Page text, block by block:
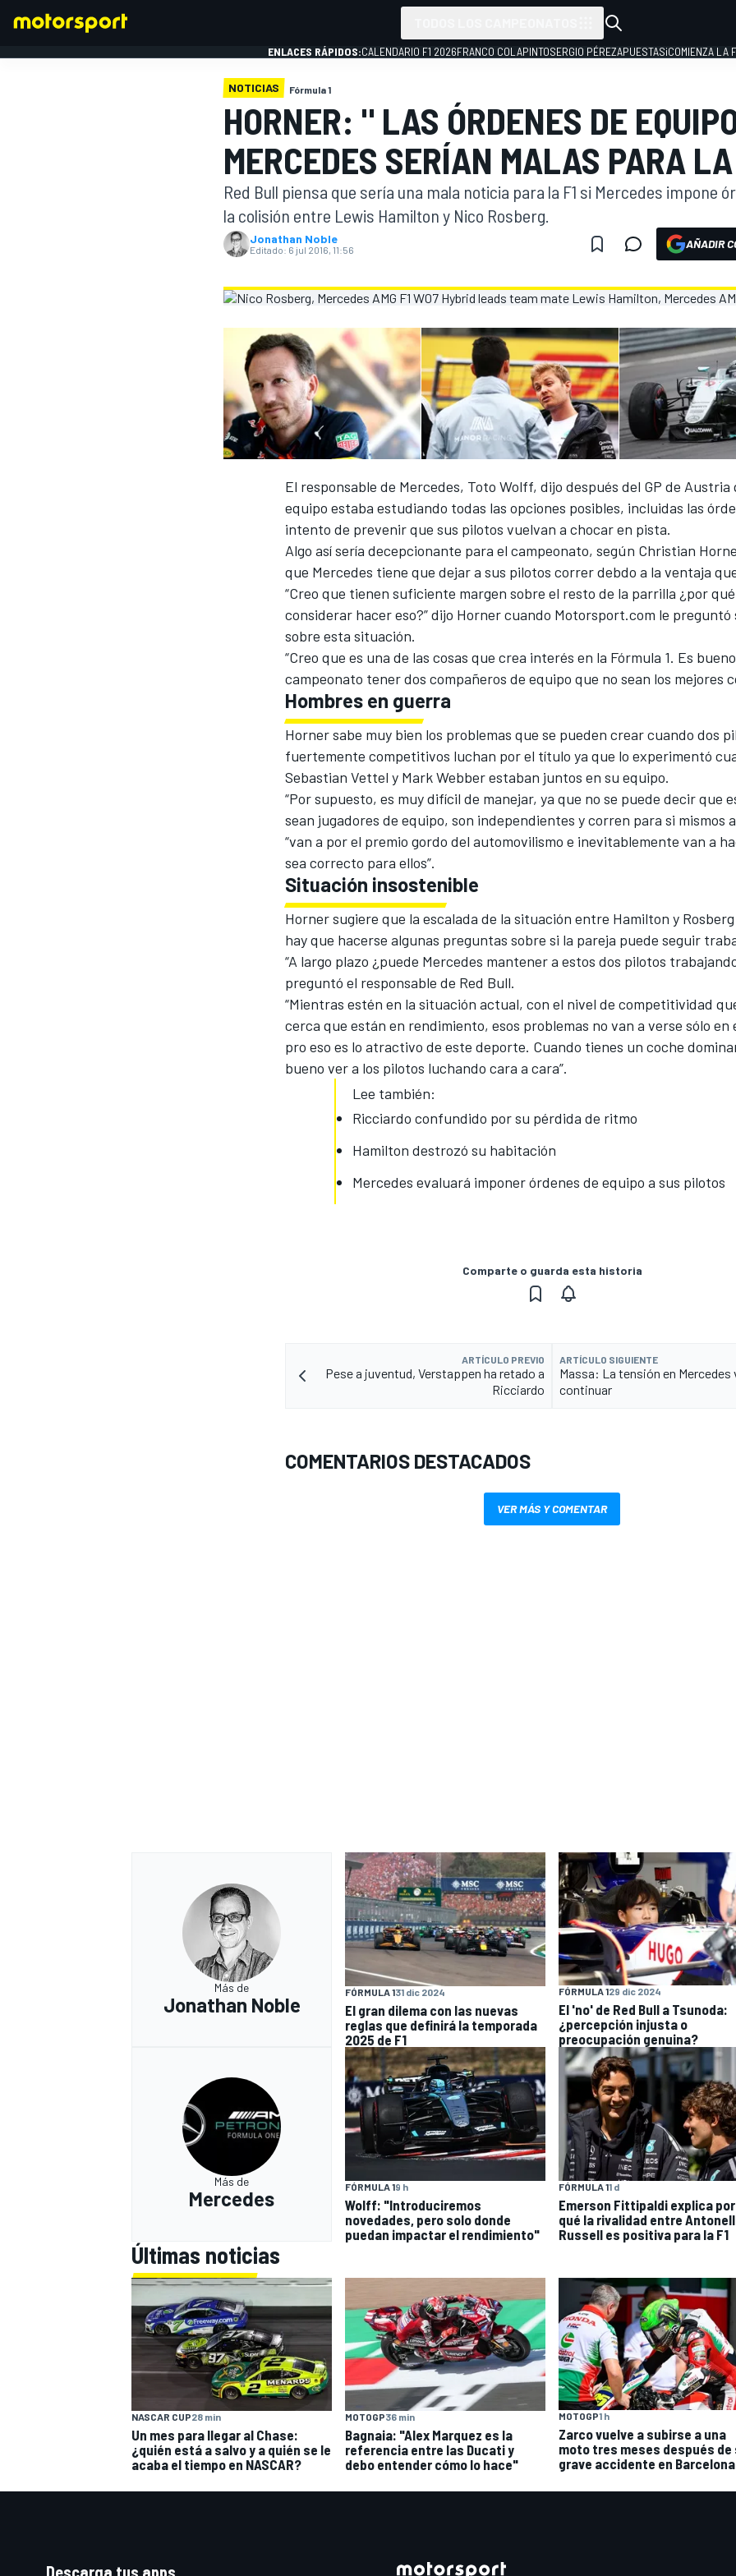
ENLACES RÁPIDOS:CALENDARIO F1 2026FRANCO COLAPINTOSERGIO PÉREZAPUESTAS¡COMIENZA LA
NOTICIAS Fórmula 1
HORNER: " LAS ÓRDENES DE
MERCEDES SERÍAN MALAS PARA
Red Bull piensa que sería una mala noticia para la F1 si Mercedes impone
la colisión entre Lewis Hamilton y Nico Rosberg.
Jonathan Noble
Editado: 6 jul 2016, 11:56 AÑADIR
El responsable de Mercedes, Toto Wolff, dijo después del GP de Austria
equipo estaba estudiando todas las opciones posibles, incluidas las
intento de prevenir que sus pilotos vuelvan a chocar en pista.
Algo así sería decepcionante para el campeonato, según Christian
que Mercedes tiene que dejar a sus pilotos correr debdo a la ventaja
“Creo que tienen suficiente margen sobre el resto de la parrilla ¿por
considerar hacer eso?” dijo Horner cuando Motorsport.com le preguntó
sobre esta situación.
“Creo que es una de las cosas que crea interés en la Fórmula 1. Es
campeonato tener dos compañeros de equipo que no sean los mejores
Hombres en guerra
Horner sabe muy bien los problemas que se pueden crear cuando dos
fuertemente competitivos luchan por el título ya que lo experimentó
Sebastian Vettel y Mark Webber estaban juntos en su equipo.
“Por supuesto, es muy difícil de manejar, ya que no se puede decir que
sean jugadores de equipo, son independientes y corren para si mismos
“van a por el premio gordo del automovilismo e inevitablemente van a
sea correcto para ellos”.
Situación insostenible
Horner sugiere que la escalada de la situación entre Hamilton y
hay que hacerse algunas preguntas sobre si la pareja puede seguir
“A largo plazo ¿puede Mercedes mantener a estos dos pilotos
preguntó el responsable de Red Bull.
“Mientras estén en la situación actual, con el nivel de competitividad
cerca que están en rendimiento, esos problemas no van a verse sólo
pro eso es lo atractivo de este deporte. Cuando tienes un coche
bueno ver a los pilotos luchando cara a cara”.
Lee también:
Ricciardo confundido por su pérdida de ritmo
Hamilton destrozó su habitación
Mercedes evaluará imponer órdenes de equipo a sus pilotos
Comparte o guarda esta historia
ARTÍCULO PREVIO
Pese a juventud, Verstappen ha retado a
Ricciardo
ARTÍCULO SIGUIENTE
Massa: La tensión en Mercedes
continuar
COMENTARIOS DESTACADOS
VER MÁS Y COMENTAR
Más de
Jonathan Noble
FÓRMULA 131 dic 2024
El gran dilema con las nuevas
reglas que definirá la temporada
2025 de F1
FÓRMULA 129 dic 2024
El 'no' de Red Bull a Tsunoda:
¿percepción injusta o
preocupación genuina?
Más de
Mercedes
FÓRMULA 19 h
Wolff: "Introduciremos
novedades, pero solo donde
puedan impactar el rendimiento"
FÓRMULA 11 d
Emerson Fittipaldi explica por
qué la rivalidad entre
Russell es positiva para la F1
Últimas noticias
NASCAR CUP28 min
Un mes para llegar al Chase:
¿quién está a salvo y a quién se le
acaba el tiempo en NASCAR?
MOTOGP36 min
Bagnaia: "Alex Marquez es la
referencia entre las Ducati y
debo entender cómo lo hace"
MOTOGP1 h
Zarco vuelve a subirse a una
moto tres meses después de
grave accidente en Barcelona